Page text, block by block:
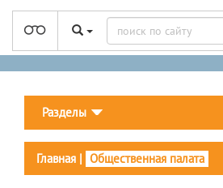
Разделы
Главная | Общественная палата